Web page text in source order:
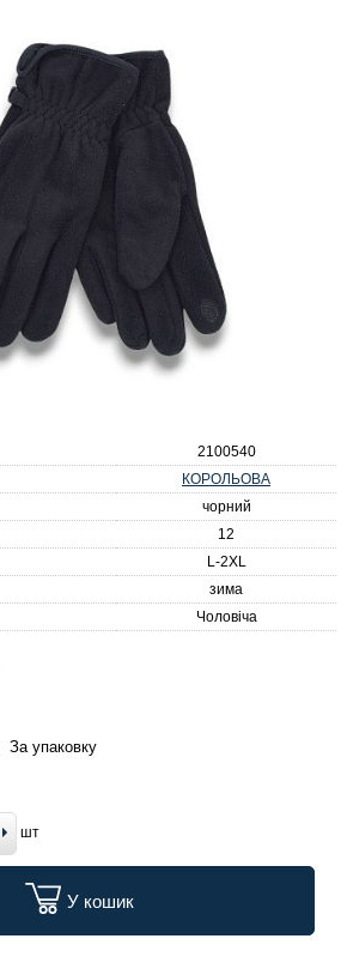
2100540
КОРОЛЬОВА
чорний
12
L-2XL
зима
Чоловіча
За упаковку
шт
У кошик